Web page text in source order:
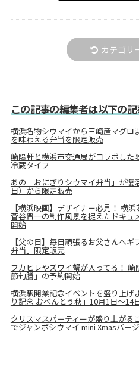
カテゴリ
この記事の編集者は以下の
横浜名物シウマイから三崎産マグロ
を味わえる弁当を限定販売
崎陽軒と横浜市交通局がコラボした
冷蔵タイプ
あの「おにぎりシウマイ弁当」が復
日）から限定販売
【横浜映画】デザイナー必見！ 横
菅谷晋一の制作風景を捉えたドキュ
開始
【父の日】毎日頑張るお父さんへ
弁当」限定販売
フカヒレやズワイ蟹が入ってる！
節句膳」の予約開始
横浜駅開業記念イベントを盛り上
り記念 おべんとう秋」10月1日～14
クリスマスパーティーが盛り上がる
でジャンボシウマイ mini Xmasバー